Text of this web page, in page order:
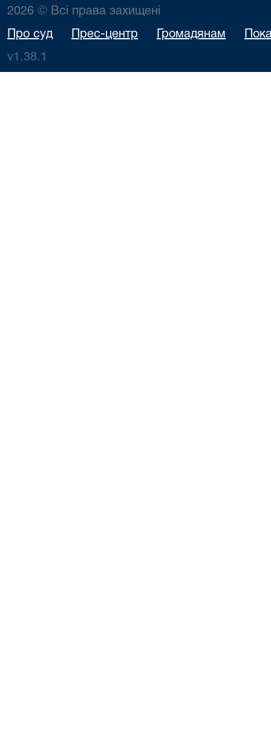
2026 © Всі права захищені
Про суд Прес-центр Громадянам
v1.38.1